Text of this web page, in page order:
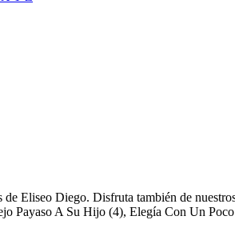
Eliseo Diego. Disfruta también de
Payaso A Su Hijo (4), Elegía Con Un